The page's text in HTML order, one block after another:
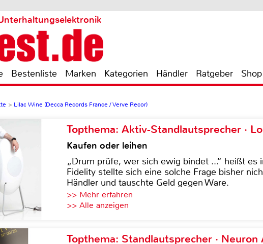
Bestenliste Marken Kategorien Händler Ratgeber Shop
> Lilac Wine (Decca Records France / Verve Recor)
Topthema: Aktiv-Standlautsprecher ·
Kaufen oder leihen
„Drum prüfe, wer sich ewig bindet ...“ heißt es
Fidelity stellte sich eine solche Frage bisher
Händler und tauschte Geld gegen Ware.
>> Mehr erfahren
>> Alle anzeigen
Topthema: Standlautsprecher · Neuron